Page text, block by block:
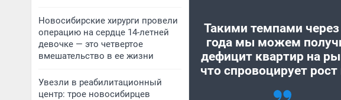
Новосибирские хирурги провели
операцию на сердце 14-летней
девочке — это четвертое
вмешательство в ее жизни
Увезли в реабилитационный
центр: трое новосибирцев
Такими темпами
года мы можем
дефицит квартир на
что спровоцирует рост